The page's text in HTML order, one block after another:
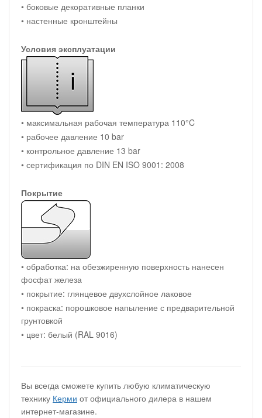
• боковые декоративные планки
• настенные кронштейны
Условия эксплуатации
• максимальная рабочая температура 110°C
• рабочее давление 10 bar
• контрольное давление 13 bar
• сертификация по DIN EN ISO 9001: 2008
Покрытие
• обработка: на обезжиренную поверхность нанесен
фосфат железа
• покрытие: глянцевое двухслойное лаковое
• покраска: порошковое напыление с предварительной
грунтовкой
• цвет: белый (RAL 9016)
Вы всегда сможете купить любую климатическую
технику Керми от официального дилера в нашем
интернет-магазине.